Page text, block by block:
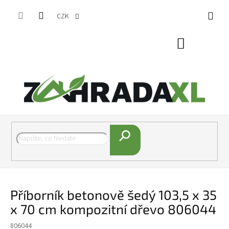
CZK
Hledat
Příborník betonově šedý 103,5 x 35
x 70 cm kompozitní dřevo 806044
806044